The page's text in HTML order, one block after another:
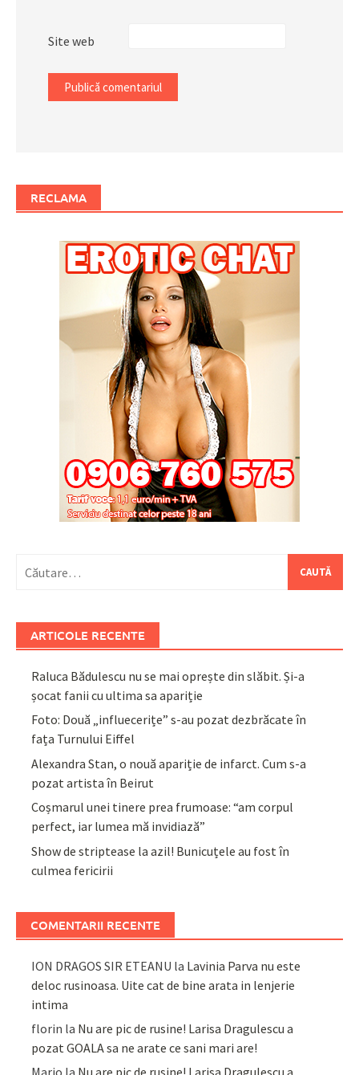
Site web
RECLAMA
după:
ARTICOLE RECENTE
Raluca Bădulescu nu se mai oprește din slăbit. Și-a
șocat fanii cu ultima sa apariție
Foto: Două „influecerițe” s-au pozat dezbrăcate în
fața Turnului Eiffel
Alexandra Stan, o nouă apariție de infarct. Cum s-a
pozat artista în Beirut
Coșmarul unei tinere prea frumoase: “am corpul
perfect, iar lumea mă invidiază”
Show de striptease la azil! Bunicuțele au fost în
culmea fericirii
COMENTARII RECENTE
ION DRAGOS SIR ETEANU la Lavinia Parva nu este
deloc rusinoasa. Uite cat de bine arata in lenjerie
intima
florin la Nu are pic de rusine! Larisa Dragulescu a
pozat GOALA sa ne arate ce sani mari are!